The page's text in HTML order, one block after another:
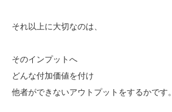
それ以上に大切なのは、
そのインプットへ
どんな付加価値を付け
他者ができないアウトプットをするかです。